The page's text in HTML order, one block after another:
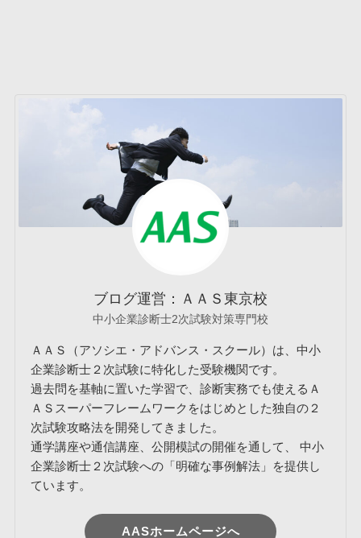
ブログ運営：ＡＡＳ東京校
中小企業診断士2次試験対策専門校
ＡＡＳ（アソシエ・アドバンス・スクール）は、中小
企業診断士２次試験に特化した受験機関です。
過去問を基軸に置いた学習で、診断実務でも使えるＡ
ＡＳスーパーフレームワークをはじめとした独自の２
次試験攻略法を開発してきました。
通学講座や通信講座、公開模試の開催を通して、 中小
企業診断士２次試験への「明確な事例解法」を提供し
ています。
AASホームページへ